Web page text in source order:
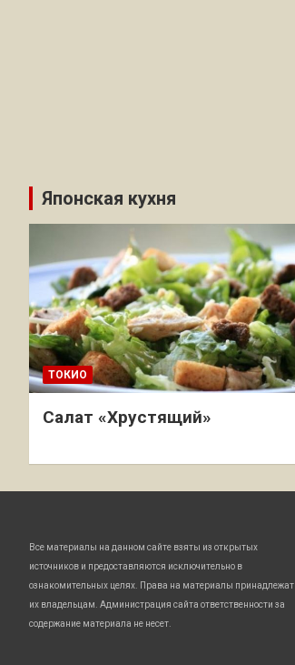
Японская кухня
ТОКИО
Салат «Хрустящий»
Все материалы на данном сайте взяты из открытых
источников и предоставляются исключительно в
ознакомительных целях. Права на материалы принадлежат
их владельцам. Администрация сайта ответственности за
содержание материала не несет.